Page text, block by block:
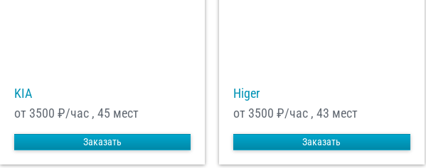
KIA
от 3500 ₽/час , 45 мест
Заказать
Higer
от 3500 ₽/час , 43 мест
Заказать